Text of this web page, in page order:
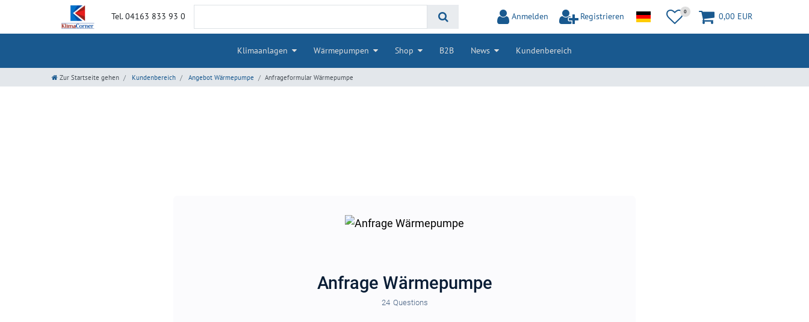
Tel. 04163 833 93 0 Anmelden Registrieren 0 0,00 EUR
Klimaanlagen Wärmepumpen Shop B2B News Kundenbereich
Zur Startseite gehen Kundenbereich Angebot Wärmepumpe Anfrageformular Wärmepumpe